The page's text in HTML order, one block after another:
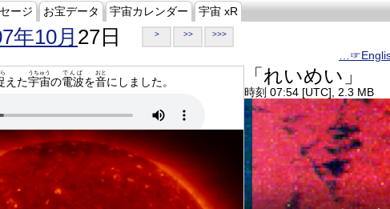
ージ お宝データ 宇宙カレンダー 宇宙 xR
年10月 27日 > >> >>>
えた宇宙
うちゅう
の電波
でんぱ
を音
おと
にしました。 「れいめい」
時刻 07:54 [UTC], 2.3 MB